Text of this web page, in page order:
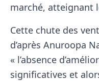
marché, atteignant
Cette chute des
d’après Anuroopa
« l’absence
significatives et